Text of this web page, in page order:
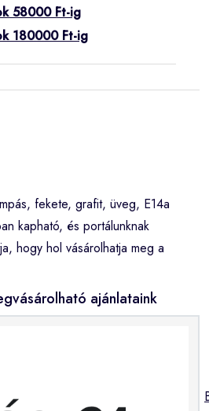
58000 Ft-ig
180000 Ft-ig
fekete, grafit, üveg, E14a
kapható, és portálunknak
hogy hol vásárolhatja meg a
ajánlataink